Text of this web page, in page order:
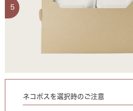
5
ネコポスを選択時のご注意